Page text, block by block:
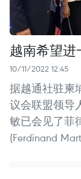
越南希望
10/11/2022 12:45
据越通社驻柬
议会联盟领导
敏已会见了菲
(Ferdinand